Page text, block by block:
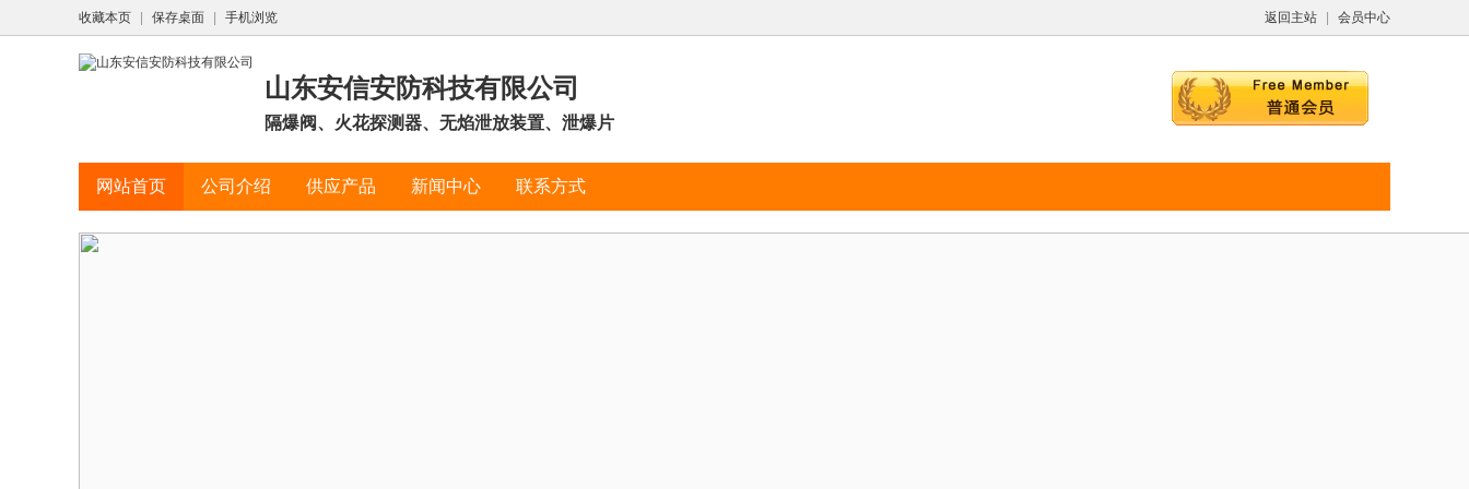
返回主站 会员中心
收藏本页 保存桌面 手机浏览
山东安信安防科技有限公司
隔爆阀、火花探测器、无焰泄放装置、泄爆片
网站首页 公司介绍 供应产品 新闻中心 联系方式